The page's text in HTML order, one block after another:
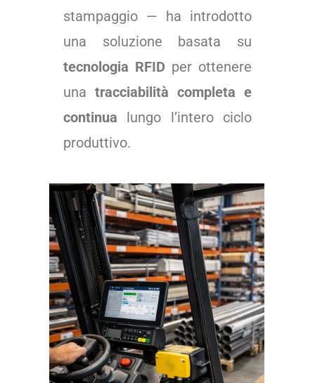
stampaggio — ha introdotto
una soluzione basata su
tecnologia RFID per ottenere
una tracciabilità completa e
continua lungo l’intero ciclo
produttivo.